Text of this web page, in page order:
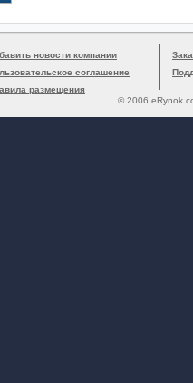
новости компании
соглашение
размещения
© 2006